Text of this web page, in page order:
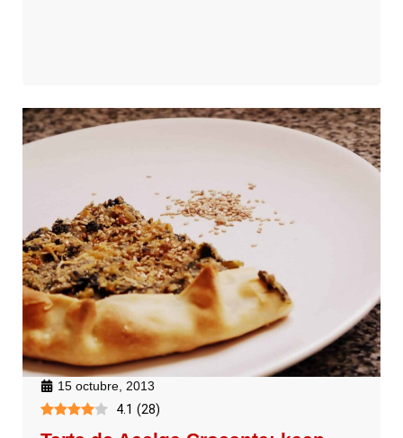
15 octubre, 2013
4.1 (28)